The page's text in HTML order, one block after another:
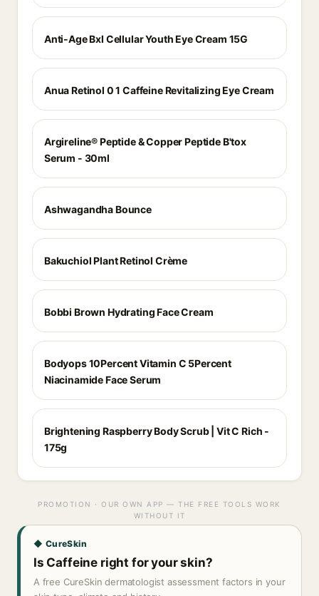
Anti-Age Bxl Cellular Youth Eye Cream 15G
Anua Retinol 0 1 Caffeine Revitalizing Eye Cream
Argireline® Peptide & Copper Peptide B'tox
Serum - 30ml
Ashwagandha Bounce
Bakuchiol Plant Retinol Crème
Bobbi Brown Hydrating Face Cream
Bodyops 10Percent Vitamin C 5Percent
Niacinamide Face Serum
Brightening Raspberry Body Scrub | Vit C Rich -
175g
PROMOTION · OUR OWN APP — THE FREE TOOLS WORK
WITHOUT IT
◆ CureSkin
Is Caffeine right for your skin?
A free CureSkin dermatologist assessment factors in your